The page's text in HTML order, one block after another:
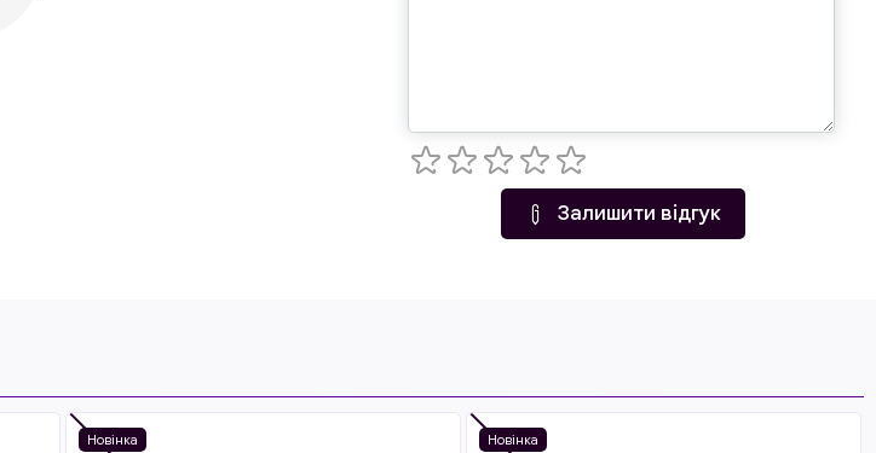
Залишити відгук
Новінка Новінка